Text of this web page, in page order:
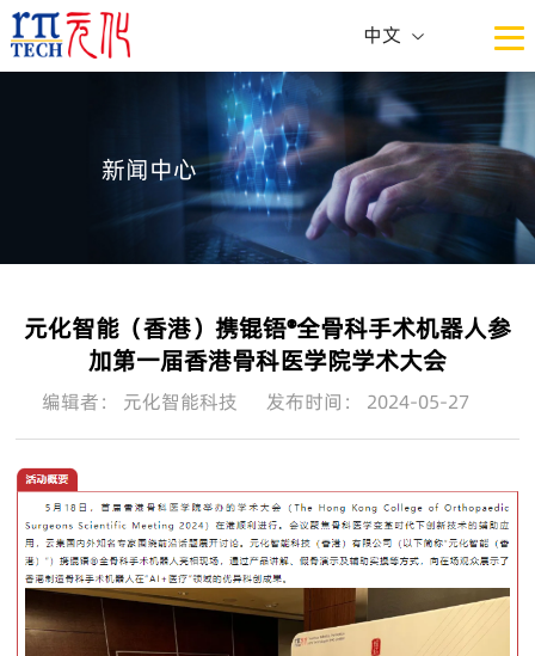
中文
中文
ENG
新闻中心
元化智能（香港）携锟铻®全骨科手术机器人参
加第一届香港骨科医学院学术大会
编辑者： 元化智能科技 发布时间： 2024-05-27